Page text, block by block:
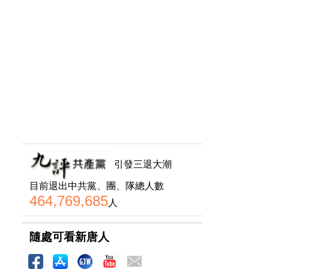
引發三退大潮
目前退出中共黨、團、隊總人數
464,769,685人
隨處可看新唐人